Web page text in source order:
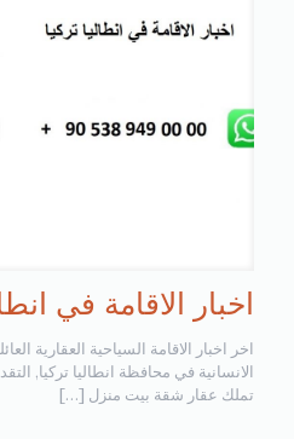
اخبار الاقامة في انطاليا
اخر اخبار الاقامة السياحية العقارية
الانسانية في محافظة انطاليا تركيا,
تملك عقار شقة بيت منزل […]